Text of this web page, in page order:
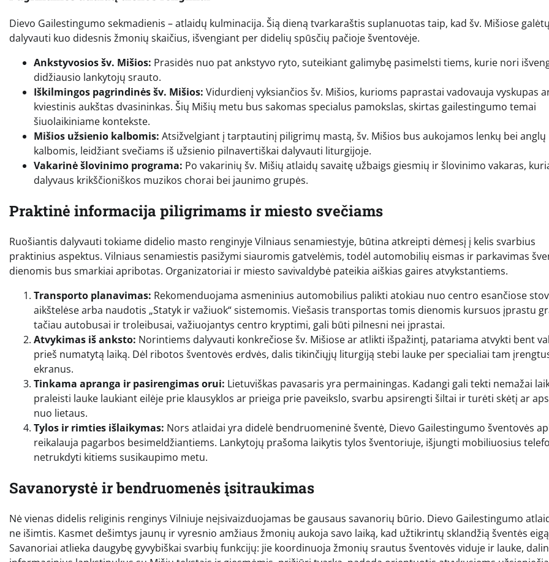
Dievo Gailestingumo sekmadienis – atlaidų kulminacija. Šią dieną tvarkaraštis suplanuotas taip, kad šv. Mišiose galėtų
dalyvauti kuo didesnis žmonių skaičius, išvengiant per didelių spūsčių pačioje šventovėje.
Ankstyvosios šv. Mišios: Prasidės nuo pat ankstyvo ryto, suteikiant galimybę pasimelsti tiems, kurie nori
didžiausio lankytojų srauto.
Iškilmingos pagrindinės šv. Mišios: Vidurdienį vyksiančios šv. Mišios, kurioms paprastai vadovauja vyskupas
kviestinis aukštas dvasininkas. Šių Mišių metu bus sakomas specialus pamokslas, skirtas gailestingumo temai
šiuolaikiniame kontekste.
Mišios užsienio kalbomis: Atsižvelgiant į tarptautinį piligrimų mastą, šv. Mišios bus aukojamos lenkų bei anglų
kalbomis, leidžiant svečiams iš užsienio pilnavertiškai dalyvauti liturgijoje.
Vakarinė šlovinimo programa: Po vakarinių šv. Mišių atlaidų savaitę užbaigs giesmių ir šlovinimo vakaras,
dalyvaus krikščioniškos muzikos chorai bei jaunimo grupės.
Praktinė informacija piligrimams ir miesto svečiams
Ruošiantis dalyvauti tokiame didelio masto renginyje Vilniaus senamiestyje, būtina atkreipti dėmesį į kelis svarbius
praktinius aspektus. Vilniaus senamiestis pasižymi siauromis gatvelėmis, todėl automobilių eismas ir parkavimas
dienomis bus smarkiai apribotas. Organizatoriai ir miesto savivaldybė pateikia aiškias gaires atvykstantiems.
Transporto planavimas: Rekomenduojama asmeninius automobilius palikti atokiau nuo centro esančiose
aikštelėse arba naudotis „Statyk ir važiuok“ sistemomis. Viešasis transportas tomis dienomis kursuos įprastu
tačiau autobusai ir troleibusai, važiuojantys centro kryptimi, gali būti pilnesni nei įprastai.
Atvykimas iš anksto: Norintiems dalyvauti konkrečiose šv. Mišiose ar atlikti išpažintį, patariama atvykti bent
prieš numatytą laiką. Dėl ribotos šventovės erdvės, dalis tikinčiųjų liturgiją stebi lauke per specialiai tam
ekranus.
Tinkama apranga ir pasirengimas orui: Lietuviškas pavasaris yra permainingas. Kadangi gali tekti nemažai
praleisti lauke laukiant eilėje prie klausyklos ar prieiga prie paveikslo, svarbu apsirengti šiltai ir turėti skėtį ar
nuo lietaus.
Tylos ir rimties išlaikymas: Nors atlaidai yra didelė bendruomeninė šventė, Dievo Gailestingumo šventovės
reikalauja pagarbos besimeldžiantiems. Lankytojų prašoma laikytis tylos šventoriuje, išjungti mobiliuosius
netrukdyti kitiems susikaupimo metu.
Savanorystė ir bendruomenės įsitraukimas
Nė vienas didelis religinis renginys Vilniuje neįsivaizduojamas be gausaus savanorių būrio. Dievo Gailestingumo
ne išimtis. Kasmet dešimtys jaunų ir vyresnio amžiaus žmonių aukoja savo laiką, kad užtikrintų sklandžią šventės
Savanoriai atlieka daugybę gyvybiškai svarbių funkcijų: jie koordinuoja žmonių srautus šventovės viduje ir lauke,